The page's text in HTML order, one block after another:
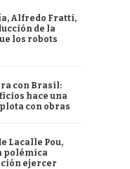
Alfredo Fratti,
de la
los robots
con Brasil:
hace una
con obras
Lacalle Pou,
polémica
ejercer